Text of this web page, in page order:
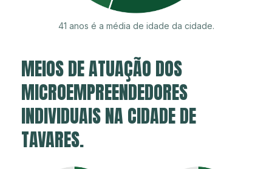
41 anos é a média de idade da cidade.
MEIOS DE ATUAÇÃO DOS
MICROEMPREENDEDORES
INDIVIDUAIS NA CIDADE DE
TAVARES.